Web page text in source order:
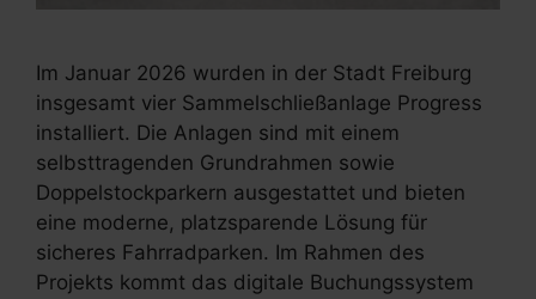
Im Januar 2026 wurden in der Stadt Freiburg
insgesamt vier Sammelschließanlage Progress
installiert. Die Anlagen sind mit einem
selbsttragenden Grundrahmen sowie
Doppelstockparkern ausgestattet und bieten
eine moderne, platzsparende Lösung für
sicheres Fahrradparken. Im Rahmen des
Projekts kommt das digitale Buchungssystem